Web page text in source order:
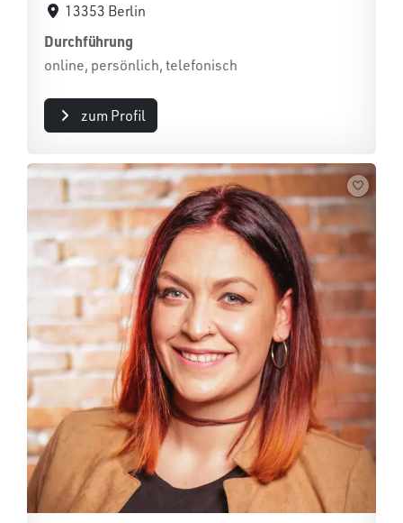
13353 Berlin
Durchführung
online, persönlich, telefonisch
zum Profil